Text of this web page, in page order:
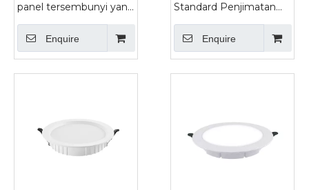
panel tersembunyi yang
Enquire
Standard Penjimatan
Beli-belah
Enquire